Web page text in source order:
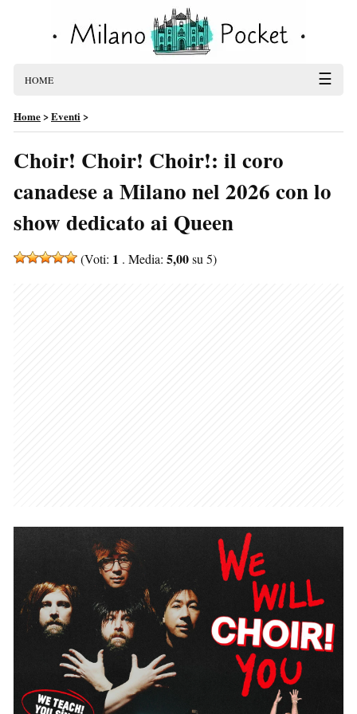
HOME ☰
Home>Eventi>
Choir! Choir! Choir!: il coro
canadese a Milano nel 2026 con lo
show dedicato ai Queen
(Voti: 1 . Media: 5,00su 5)